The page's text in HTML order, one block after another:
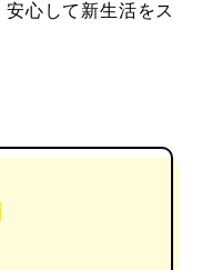
心して新生活をス